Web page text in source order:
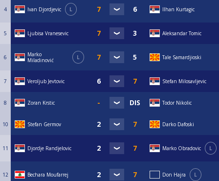
4 Ivan Djordjevic L Ilhan Kurtagic
5 Ljubisa Vranesevic Aleksandar Tomic
6
Marko
Miladinović
L Tale Samardjioski
7 Veroljub Jevtovic Stefan Milosavljevic
8 Zoran Krstic Todor Nikolic
10 Stefan Germov Darko Dafoski
11 Djordje Randjelovic Marko Obradovic L
12 Bechara Moufarrej Don Hajra L